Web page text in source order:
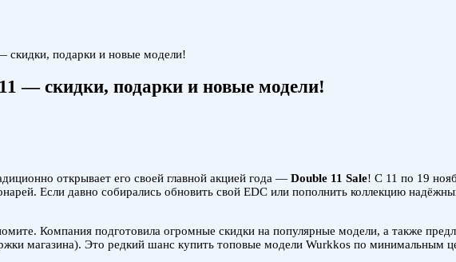
скидки, подарки и новые модели!
— скидки, подарки и новые модели!
открывает его своей главной акцией года — Double 11 Sale! С 11 по 19
Если давно собирались обновить свой EDC или пополнить коллекцию
Компания подготовила огромные скидки на популярные модели, а также
магазина). Это редкий шанс купить топовые модели Wurkkos по минимальным